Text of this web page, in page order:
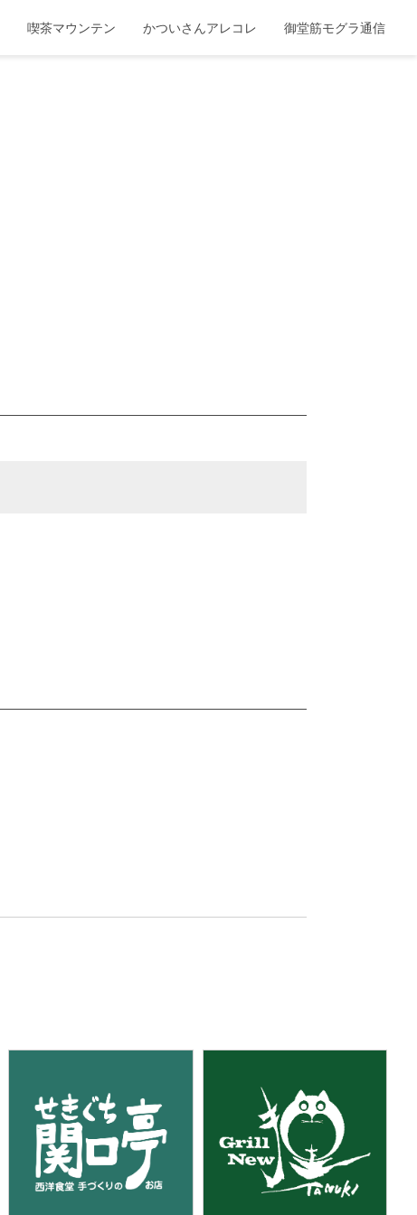
喫茶マウンテン かついさんアレコレ 御堂筋モグラ通信